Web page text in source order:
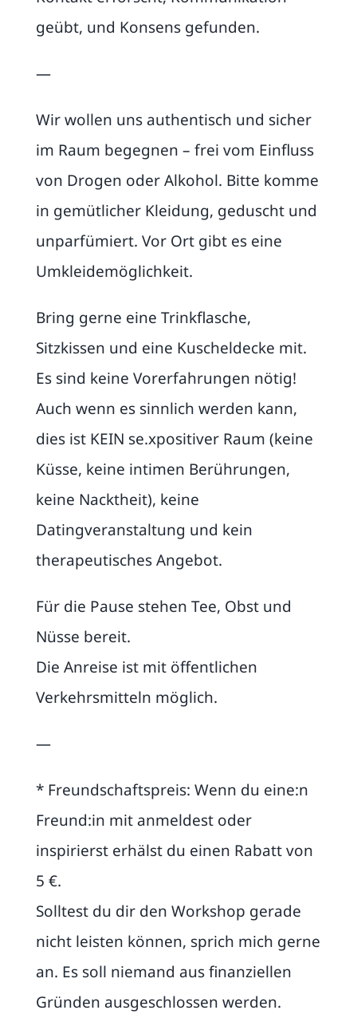
geübt, und Konsens gefunden.
—
Wir wollen uns authentisch und sicher
im Raum begegnen – frei vom Einfluss
von Drogen oder Alkohol. Bitte komme
in gemütlicher Kleidung, geduscht und
unparfümiert. Vor Ort gibt es eine
Umkleidemöglichkeit.
Bring gerne eine Trinkflasche,
Sitzkissen und eine Kuscheldecke mit.
Es sind keine Vorerfahrungen nötig!
Auch wenn es sinnlich werden kann,
dies ist KEIN se.xpositiver Raum (keine
Küsse, keine intimen Berührungen,
keine Nacktheit), keine
Datingveranstaltung und kein
therapeutisches Angebot.
Für die Pause stehen Tee, Obst und
Nüsse bereit.
Die Anreise ist mit öffentlichen
Verkehrsmitteln möglich.
—
* Freundschaftspreis: Wenn du eine:n
Freund:in mit anmeldest oder
inspirierst erhälst du einen Rabatt von
5 €.
Solltest du dir den Workshop gerade
nicht leisten können, sprich mich gerne
an. Es soll niemand aus finanziellen
Gründen ausgeschlossen werden.